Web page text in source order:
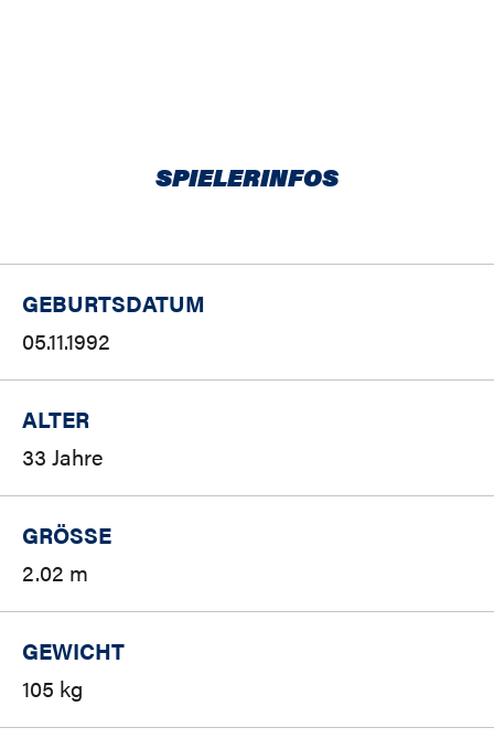
SPIELERINFOS
GEBURTSDATUM
05.11.1992
ALTER
33 Jahre
GRÖSSE
2.02 m
GEWICHT
105 kg